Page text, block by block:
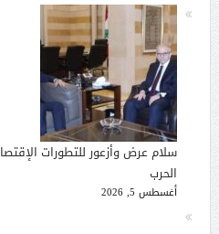
سلام عرض وأزعور للتطورات
الحرب
أغسطس 5, 2026